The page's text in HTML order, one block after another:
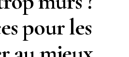
pour les